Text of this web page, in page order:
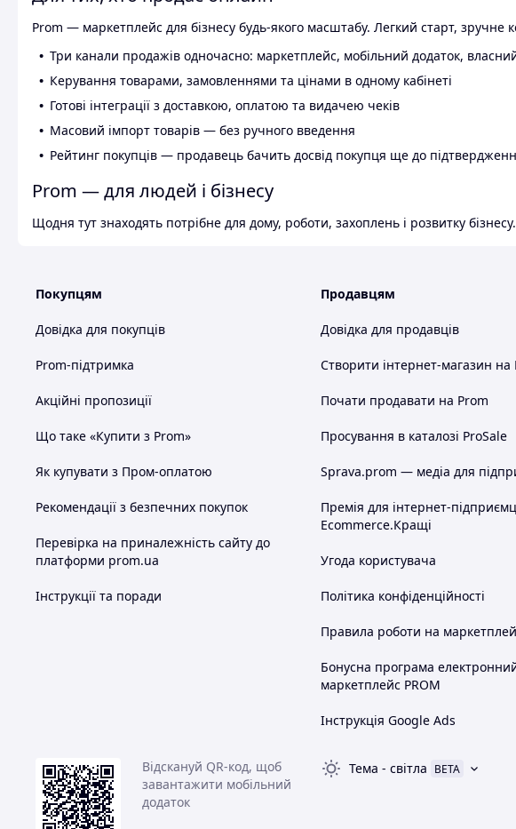
Prom — маркетплейс для бізнесу будь-якого масштабу. Легкий старт, зручне
Три канали продажів одночасно: маркетплейс, мобільний додаток,
Керування товарами, замовленнями та цінами в одному кабінеті
Готові інтеграції з доставкою, оплатою та видачею чеків
Масовий імпорт товарів — без ручного введення
Рейтинг покупців — продавець бачить досвід покупця ще до
Prom — для людей і бізнесу
Щодня тут знаходять потрібне для дому, роботи, захоплень і розвитку
Покупцям
Довідка для покупців
Prom-підтримка
Акційні пропозиції
Що таке «Купити з Prom»
Як купувати з Пром-оплатою
Рекомендації з безпечних покупок
Перевірка на приналежність сайту до
платформи prom.ua
Інструкції та поради
Продавцям
Довідка для продавців
Створити інтернет-магазин на
Почати продавати на Prom
Просування в каталозі ProSale
Sprava.prom — медіа для
Премія для інтернет-
Ecommerce.Кращі
Угода користувача
Політика конфіденційності
Правила роботи на
Бонусна програма
маркетплейс PROM
Інструкція Google Ads
Відскануй QR-код, щоб
завантажити мобільний
додаток
Тема - світла BETA